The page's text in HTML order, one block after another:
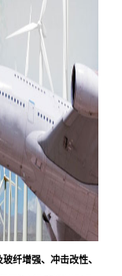
纤增强、冲击改性、